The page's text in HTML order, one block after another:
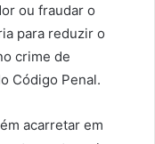
ou fraudar o
para reduzir o
crime de
Código Penal.
acarretar em